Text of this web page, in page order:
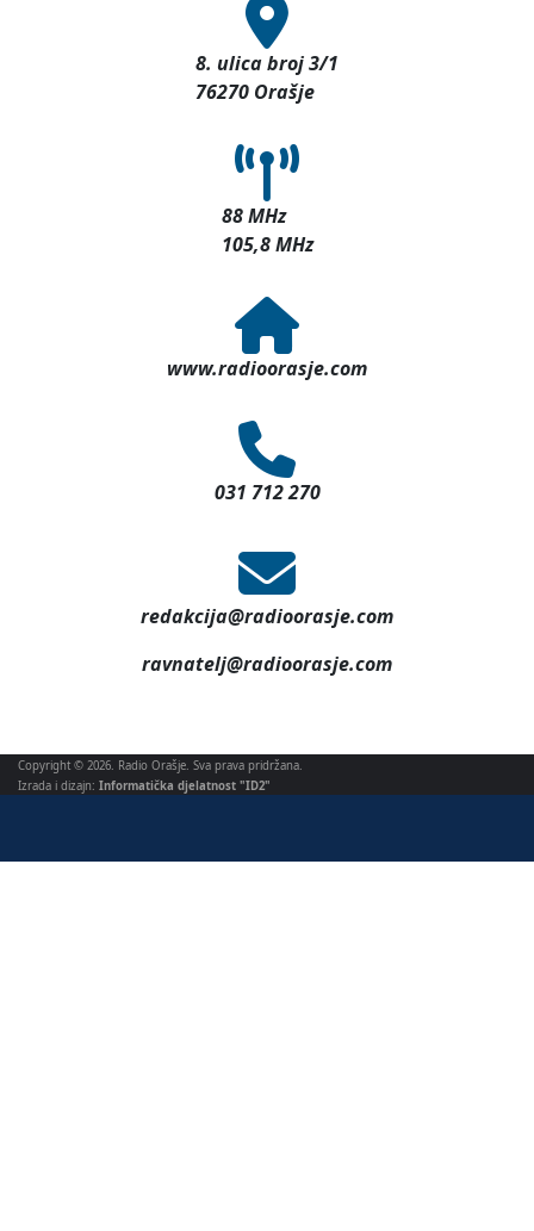
8. ulica broj 3/1
76270 Orašje
88 MHz
105,8 MHz
www.radioorasje.com
031 712 270
redakcija@radioorasje.com
ravnatelj@radioorasje.com
Copyright © 2026. Radio Orašje. Sva prava pridržana.
Izrada i dizajn: Informatička djelatnost "ID2"